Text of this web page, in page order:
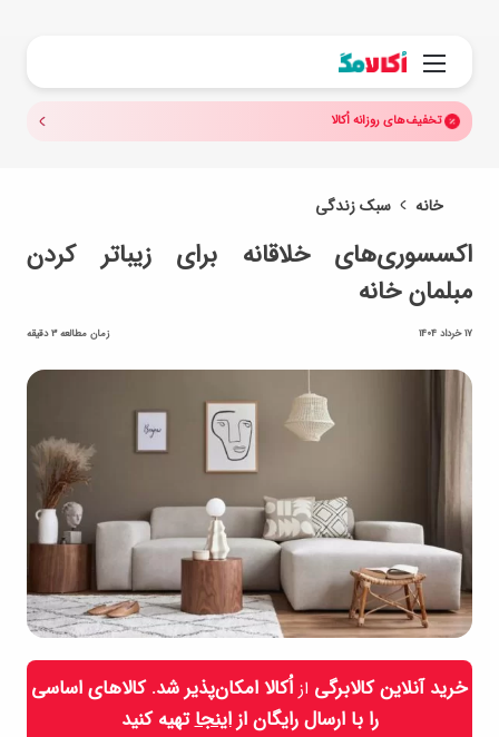
منو
تخفیف‌های روزانه اُکالا
خانه سبک زندگی
اکسسوری‌های خلاقانه برای زیباتر کردن
مبلمان خانه
17 خرداد 1404 زمان مطالعه 3 دقیقه
خرید آنلاین کالابرگی از اُکالا امکان‌پذیر شد. کالاهای اساسی
را با ارسال رایگان ازاینجاتهیه کنید